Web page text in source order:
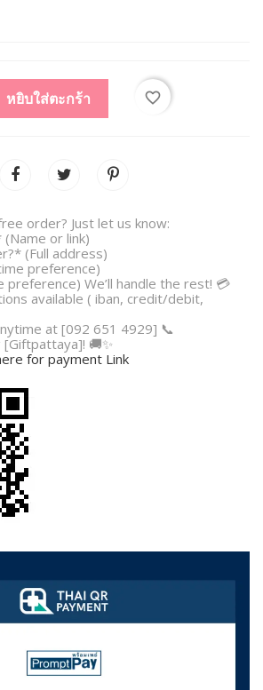
หยิบใส่ตะกร้า favorite_border
order? Just let us know:
or link)
(Full address)
preference)
We’ll handle the rest! 💳
available ( iban, credit/debit,
at [092 651 4929] 📞
🚚✨
for payment Link